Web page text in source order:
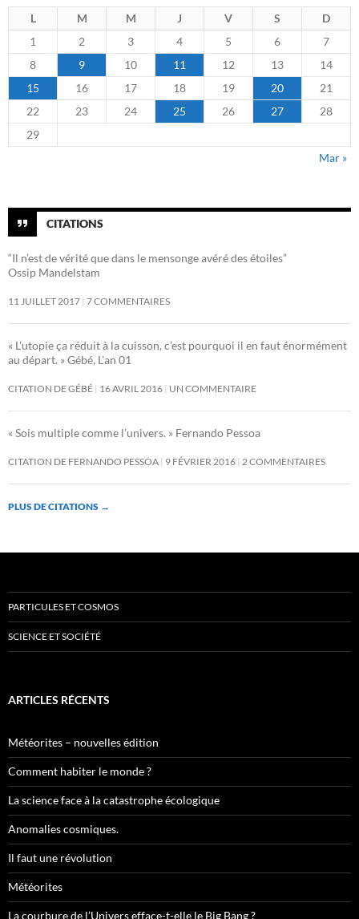
L M M J V S
D
1
2 3 4 5 6
7
8
9 10 11 12 13
14
15
16 17 18 19 20
21
22
23 24 25 26 27
28
29
Mar »
CITATIONS
“Il n’est de vérité que dans le mensonge avéré des étoiles”
Ossip Mandelstam
11 JUILLET 2017 7 COMMENTAIRES
« L’utopie ça réduit à la cuisson, c’est pourquoi il en faut énormément
au départ. » Gébé, L’an 01
CITATION DE GÉBÉ 16 AVRIL 2016 UN COMMENTAIRE
« Sois multiple comme l’univers. » Fernando Pessoa
CITATION DE FERNANDO PESSOA 9 FÉVRIER 2016 2 COMMENTAIRES
PLUS DE CITATIONS →
PARTICULES ET COSMOS
SCIENCE ET SOCIÉTÉ
ARTICLES RÉCENTS
Météorites – nouvelles édition
Comment habiter le monde ?
La science face à la catastrophe écologique
Anomalies cosmiques.
Il faut une révolution
Météorites
La courbure de l’Univers efface-t-elle le Big Bang ?